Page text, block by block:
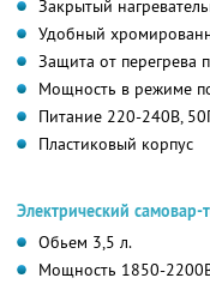
Закрытый
Удобный
Защита от перегрева
Мощность в режиме
Питание 220-240В,
Пластиковый корпус
Электрический
Обьем 3,5 л.
Мощность 1850-